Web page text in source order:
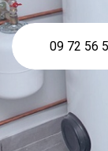
09 72 56